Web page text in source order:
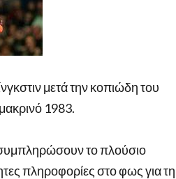
μετά την κοπιώδη του
1983.
το πλούσιο
πληροφορίες στο φως για τη